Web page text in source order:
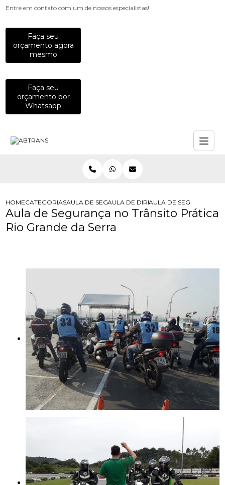
Entre em contato com um de nossos especialistas!
Faça seu
orçamento agora
mesmo
Faça seu
orçamento por
Whatsapp
HOMECATEGORIASAULA DE SEGURANCA NO TRANSITO
AULA DE DIRECAO PARA MOTOS
AULA DE SEGURANCA
Aula de Segurança no Trânsito Prática
Rio Grande da Serra